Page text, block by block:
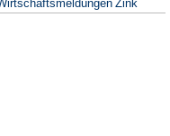
Zink